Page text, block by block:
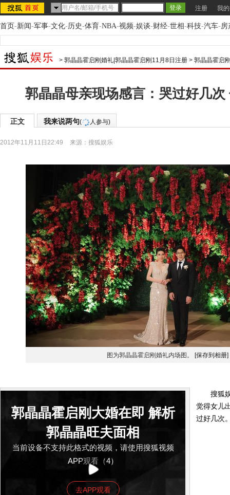
注册 我
首页-新闻-军事-文化-历史-体育-NBA-视频-娱谈-财经-世相-科技-汽车-房
> 郭晶晶霍启刚婚礼|郭晶晶霍启刚11月8日注册 > 郭晶晶霍启
郭晶晶母亲现场感言：哭过好几次
正文 我来说两句( 人参与)
2012年11月11日22:49 来源： 搜狐娱乐
图为郭晶晶霍启刚婚礼内场图。 [保存到相册]
郭晶晶霍启刚大婚在即 解析
郭晶晶旺夫面相
当前设备不支持此格式的视频，请使用搜狐视频
APP观看（4）
去APP观看
搜狐娱
觉得女儿
过好几次